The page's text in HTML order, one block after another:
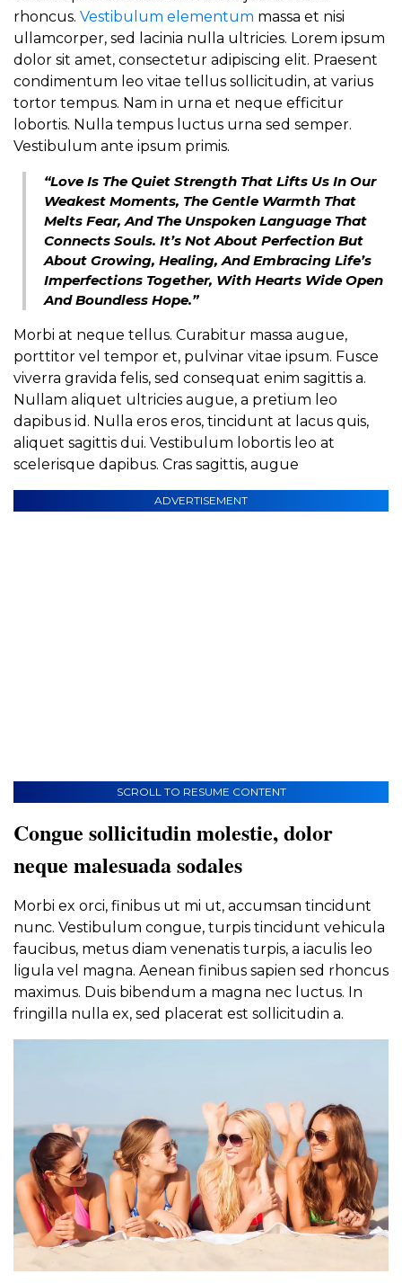
rhoncus. Vestibulum elementum massa et nisi
ullamcorper, sed lacinia nulla ultricies. Lorem ipsum
dolor sit amet, consectetur adipiscing elit. Praesent
condimentum leo vitae tellus sollicitudin, at varius
tortor tempus. Nam in urna et neque efficitur
lobortis. Nulla tempus luctus urna sed semper.
Vestibulum ante ipsum primis.
“Love Is The Quiet Strength That Lifts Us In Our
Weakest Moments, The Gentle Warmth That
Melts Fear, And The Unspoken Language That
Connects Souls. It’s Not About Perfection But
About Growing, Healing, And Embracing Life’s
Imperfections Together, With Hearts Wide Open
And Boundless Hope.”
Morbi at neque tellus. Curabitur massa augue,
porttitor vel tempor et, pulvinar vitae ipsum. Fusce
viverra gravida felis, sed consequat enim sagittis a.
Nullam aliquet ultricies augue, a pretium leo
dapibus id. Nulla eros eros, tincidunt at lacus quis,
aliquet sagittis dui. Vestibulum lobortis leo at
scelerisque dapibus. Cras sagittis, augue
ADVERTISEMENT
SCROLL TO RESUME CONTENT
Congue sollicitudin molestie, dolor
neque malesuada sodales
Morbi ex orci, finibus ut mi ut, accumsan tincidunt
nunc. Vestibulum congue, turpis tincidunt vehicula
faucibus, metus diam venenatis turpis, a iaculis leo
ligula vel magna. Aenean finibus sapien sed rhoncus
maximus. Duis bibendum a magna nec luctus. In
fringilla nulla ex, sed placerat est sollicitudin a.